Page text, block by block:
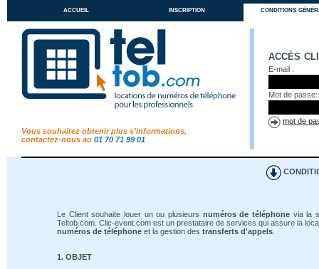
accueil inscription conditions
Vous souhaitez obtenir plus s'informations,
contactez-nous au 01 70 71 99 01
accès
E-mail :
Mot de passe:
mot de
Le Client souhaite louer un ou plusieurs numéros de téléphone via la
Teltob.com. Clic-event.com est un prestataire de services qui assure la
numéros de téléphone et la gestion des transferts d'appels
1. OBJET